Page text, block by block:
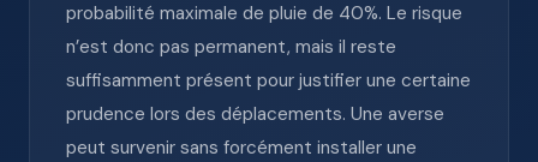
probabilité maximale de pluie de 40%. Le risque
n’est donc pas permanent, mais il reste
suffisamment présent pour justifier une certaine
prudence lors des déplacements. Une averse
peut survenir sans forcément installer une